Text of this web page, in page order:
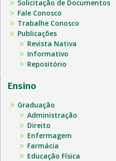
Solicitação de Documentos
Fale Conosco
Trabalhe Conosco
Publicações
Revista Nativa
Informativo
Repositório
Ensino
Graduação
Administração
Direito
Enfermagem
Farmácia
Educação Física